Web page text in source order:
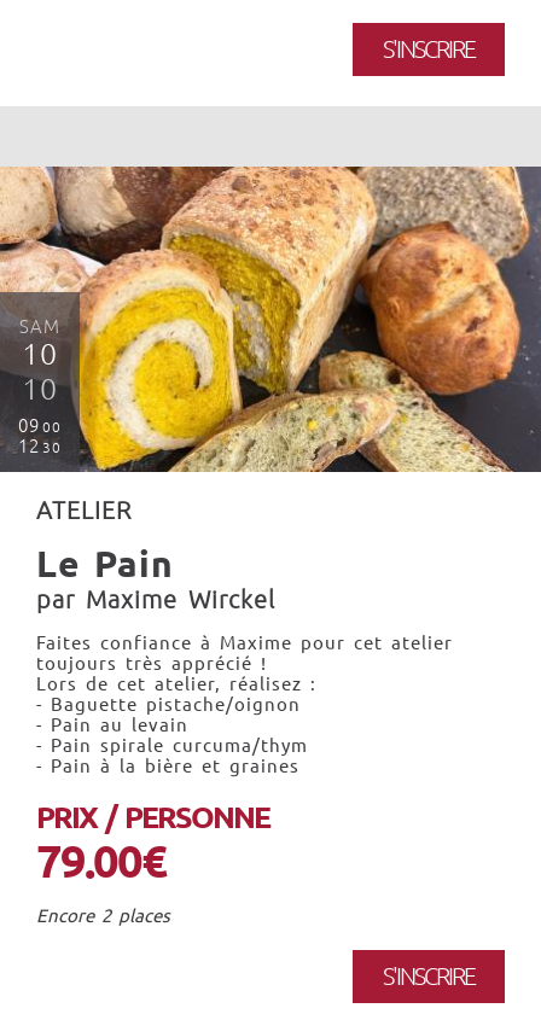
S'INSCRIRE
SAM
10
10
09 00
12 30
ATELIER
Le Pain
par Maxime Wirckel
Faites confiance à Maxime pour cet atelier
toujours très apprécié !
Lors de cet atelier, réalisez :
- Baguette pistache/oignon
- Pain au levain
- Pain spirale curcuma/thym
- Pain à la bière et graines
PRIX / PERSONNE
79.00€
Encore 2 places
S'INSCRIRE